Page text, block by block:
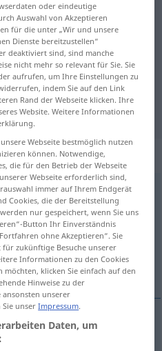
Übersetzung für
Englisch
m AR
anklicken/antippen)
oder eindeutige
Auswahl von Akzeptieren
für die unter „Wir und unsere
Dienste bereitzustellen“
deaktiviert sind, sind manche
nicht mehr so relevant für Sie. Sie
aufrufen, um Ihre Einstellungen zu
indem Sie auf den Link
Rand der Webseite klicken. Ihre
Website. Weitere Informationen
Webseite bestmöglich nutzen
können. Notwendige,
die für den Betrieb der Webseite
Webseite erforderlich sind,
immer auf Ihrem Endgerät
Cookies, die der Bereitstellung
nur gespeichert, wenn Sie uns
Button Ihr Einverständnis
ohne Akzeptieren“. Sie
zukünftige Besuche unserer
Informationen zu den Cookies
klicken Sie einfach auf den
Hinweise zu der
unserer
Sie unserImpressum.
Daten, um